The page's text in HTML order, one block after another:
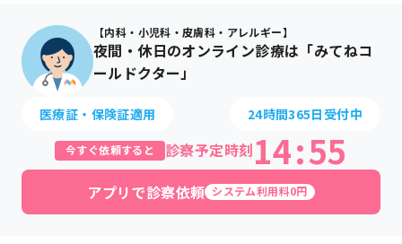
【内科・小児科・皮膚科・アレルギー】
夜間・休日のオンライン診療は「みてねコ
ールドクター」
医療証・保険証適用 24時間365日受付中
今すぐ依頼すると 診察予定時刻14:55
アプリで診察依頼 システム利用料0円